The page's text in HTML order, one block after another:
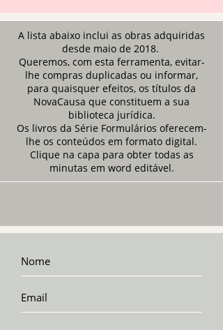
A lista abaixo inclui as obras adquiridas
desde maio de 2018.
Queremos, com esta ferramenta, evitar-
lhe compras duplicadas ou informar,
para quaisquer efeitos, os títulos da
NovaCausa que constituem a sua
biblioteca jurídica.
Os livros da Série Formulários oferecem-
lhe os conteúdos em formato digital.
Clique na capa para obter todas as
minutas em word editável.